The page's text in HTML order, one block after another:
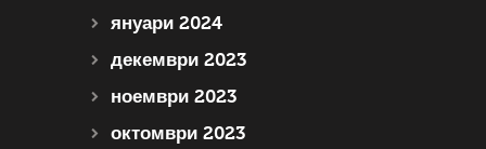
януари 2024
декември 2023
ноември 2023
октомври 2023